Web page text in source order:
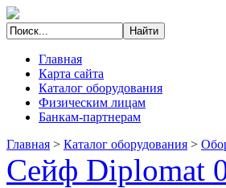
Главная
Карта сайта
Каталог оборудования
Физическим лицам
Банкам-партнерам
Главная > Каталог оборудования >
Сейф Diplomat